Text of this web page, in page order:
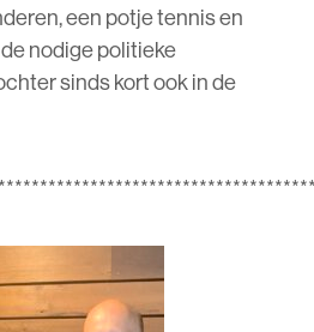
een potje tennis en
nodige politieke
sinds kort ook in de